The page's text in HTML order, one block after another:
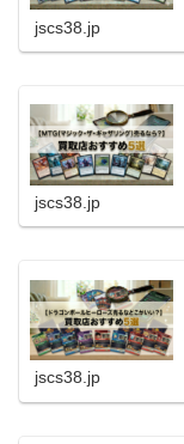
jscs38.jp
jscs38.jp
jscs38.jp